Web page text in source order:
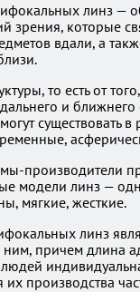
линз —
зрения, которые
вдали, а
то есть от
и ближнего
существовать
производители
модели линз —
мягкие, жесткие.
линз
ним, причем длина
их производства